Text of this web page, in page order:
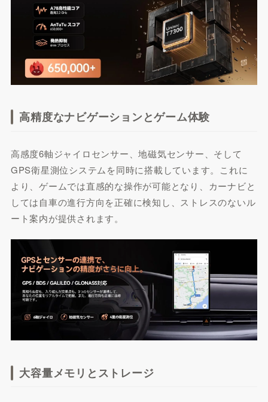
高精度なナビゲーションとゲーム体験
高感度6軸ジャイロセンサー、地磁気センサー、そして
GPS衛星測位システムを同時に搭載しています。これに
より、ゲームでは直感的な操作が可能となり、カーナビと
しては自車の進行方向を正確に検知し、ストレスのないル
ート案内が提供されます。
大容量メモリとストレージ